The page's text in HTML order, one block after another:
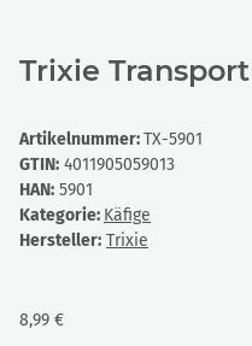
Trixie
Artikelnummer:TX-5901
GTIN: 4011905059013
HAN: 5901
Kategorie: Käfige
Hersteller: Trixie
8,99 €